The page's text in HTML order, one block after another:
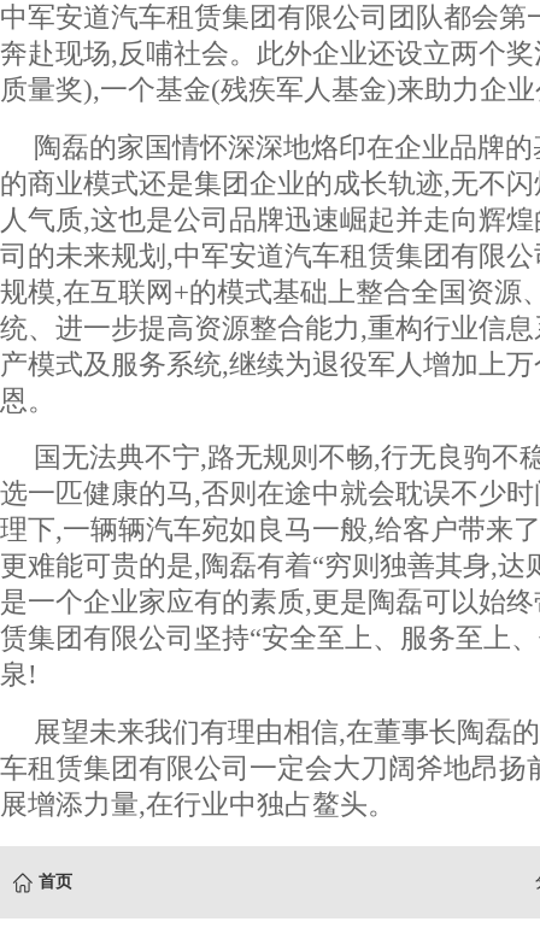
中军安道汽车租赁集团有限公司团队都会第
奔赴现场,反哺社会。此外企业还设立两个
质量奖),一个基金(残疾军人基金)来助力企
陶磊的家国情怀深深地烙印在企业品牌
的商业模式还是集团企业的成长轨迹,无不
人气质,这也是公司品牌迅速崛起并走向辉
司的未来规划,中军安道汽车租赁集团有限
规模,在互联网+的模式基础上整合全国资源
统、进一步提高资源整合能力,重构行业信
产模式及服务系统,继续为退役军人增加上
恩。
国无法典不宁,路无规则不畅,行无良驹不
选一匹健康的马,否则在途中就会耽误不少
理下,一辆辆汽车宛如良马一般,给客户带来
更难能可贵的是,陶磊有着“穷则独善其身,达
是一个企业家应有的素质,更是陶磊可以始
赁集团有限公司坚持“安全至上、服务至上
泉!
展望未来我们有理由相信,在董事长陶磊
车租赁集团有限公司一定会大刀阔斧地昂扬
展增添力量,在行业中独占鳌头。
首页